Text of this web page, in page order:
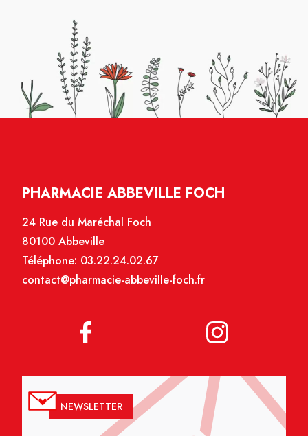
PHARMACIE ABBEVILLE FOCH
24 Rue du Maréchal Foch
80100 Abbeville
Téléphone: 03.22.24.02.67
contact@pharmacie-abbeville-foch.fr
NEWSLETTER